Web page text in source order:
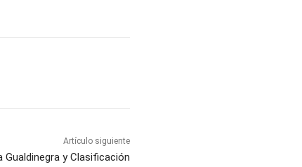
Artículo siguiente
Gualdinegra y Clasificación